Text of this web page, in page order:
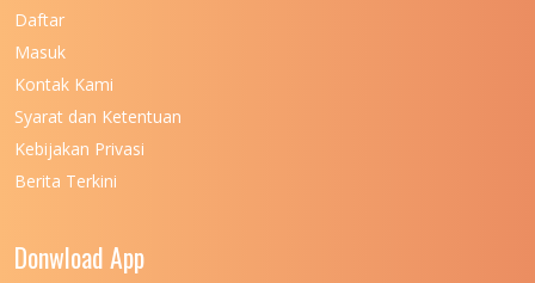
UNIVERSITAS NEGERI MANADO
UNIVERSITAS NEGERI MEDAN
UNIVERSITAS NEGERI PADANG
Daftar
Masuk
Kontak Kami
Syarat dan Ketentuan
Kebijakan Privasi
Berita Terkini
Donwload App